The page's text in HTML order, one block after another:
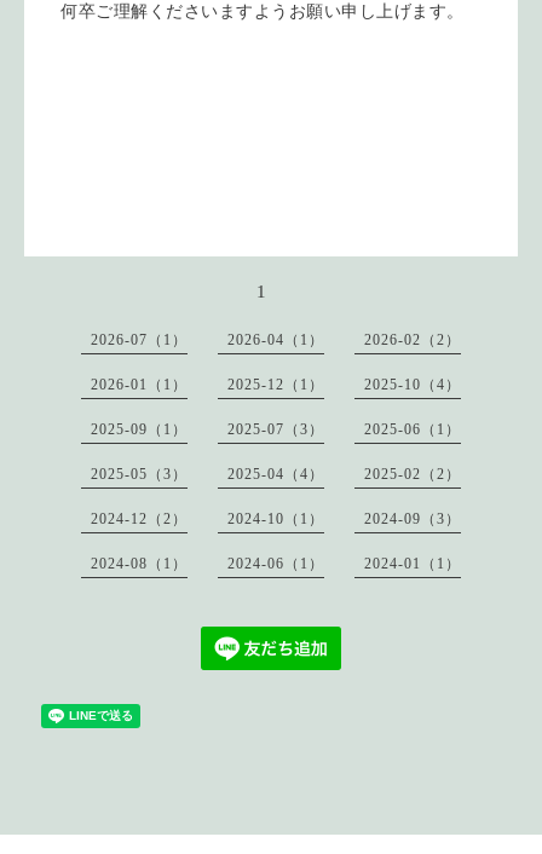
何卒ご理解くださいますようお願い申し上げます。
1
2026-07（1） 2026-04（1） 2026-02（2）
2026-01（1） 2025-12（1） 2025-10（4）
2025-09（1） 2025-07（3） 2025-06（1）
2025-05（3） 2025-04（4） 2025-02（2）
2024-12（2） 2024-10（1） 2024-09（3）
2024-08（1） 2024-06（1） 2024-01（1）